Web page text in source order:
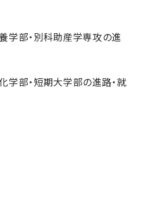
学部・別科助産学専攻の進
学部・短期大学部の進路・就